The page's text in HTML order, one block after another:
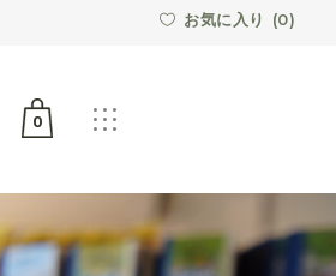
お気に入り (0)
0